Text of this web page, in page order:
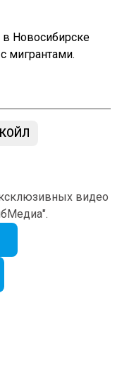
в Новосибирске
мигрантами.
видео